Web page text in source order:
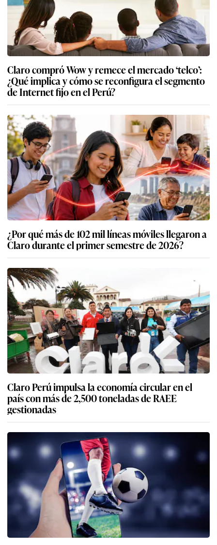
Claro compró Wow y remece el mercado ‘telco’:
¿Qué implica y cómo se reconfigura el segmento
de Internet fijo en el Perú?
¿Por qué más de 102 mil líneas móviles llegaron a
Claro durante el primer semestre de 2026?
Claro Perú impulsa la economía circular en el
país con más de 2,500 toneladas de RAEE
gestionadas